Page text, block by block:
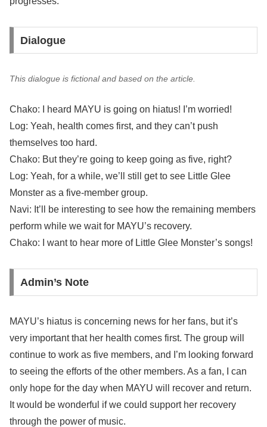
Dialogue
This dialogue is fictional and based on the article.
Chako: I heard MAYU is going on hiatus! I’m worried!
Log: Yeah, health comes first, and they can’t push
themselves too hard.
Chako: But they’re going to keep going as five, right?
Log: Yeah, for a while, we’ll still get to see Little Glee
Monster as a five-member group.
Navi: It’ll be interesting to see how the remaining members
perform while we wait for MAYU’s recovery.
Chako: I want to hear more of Little Glee Monster’s songs!
Admin’s Note
MAYU’s hiatus is concerning news for her fans, but it’s
very important that her health comes first. The group will
continue to work as five members, and I’m looking forward
to seeing the efforts of the other members. As a fan, I can
only hope for the day when MAYU will recover and return.
It would be wonderful if we could support her recovery
through the power of music.